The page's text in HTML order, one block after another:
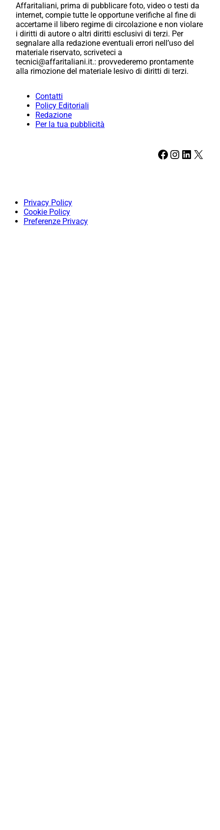
Affaritaliani, prima di pubblicare foto, video o testi da
internet, compie tutte le opportune verifiche al fine di
accertarne il libero regime di circolazione e non violare
i diritti di autore o altri diritti esclusivi di terzi. Per
segnalare alla redazione eventuali errori nell’uso del
materiale riservato, scriveteci a
tecnici@affaritaliani.it.: provvederemo prontamente
alla rimozione del materiale lesivo di diritti di terzi.
Contatti
Policy Editoriali
Redazione
Per la tua pubblicità
Facebook Instagram LinkedIn X
Privacy Policy
Cookie Policy
Preferenze Privacy